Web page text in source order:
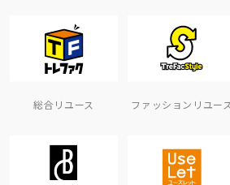
総合リユース ファッションリユー